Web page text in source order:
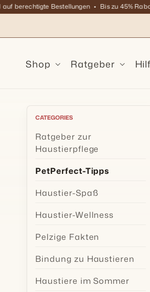
zum Bestellungen Bis zu 45% Rabatt
Shop Ratgeber
CATEGORIES
Ratgeber zur
Haustierpflege
PetPerfect-Tipps
Haustier-Spaß
Haustier-Wellness
Pelzige Fakten
Bindung zu Haustieren
Haustiere im Sommer